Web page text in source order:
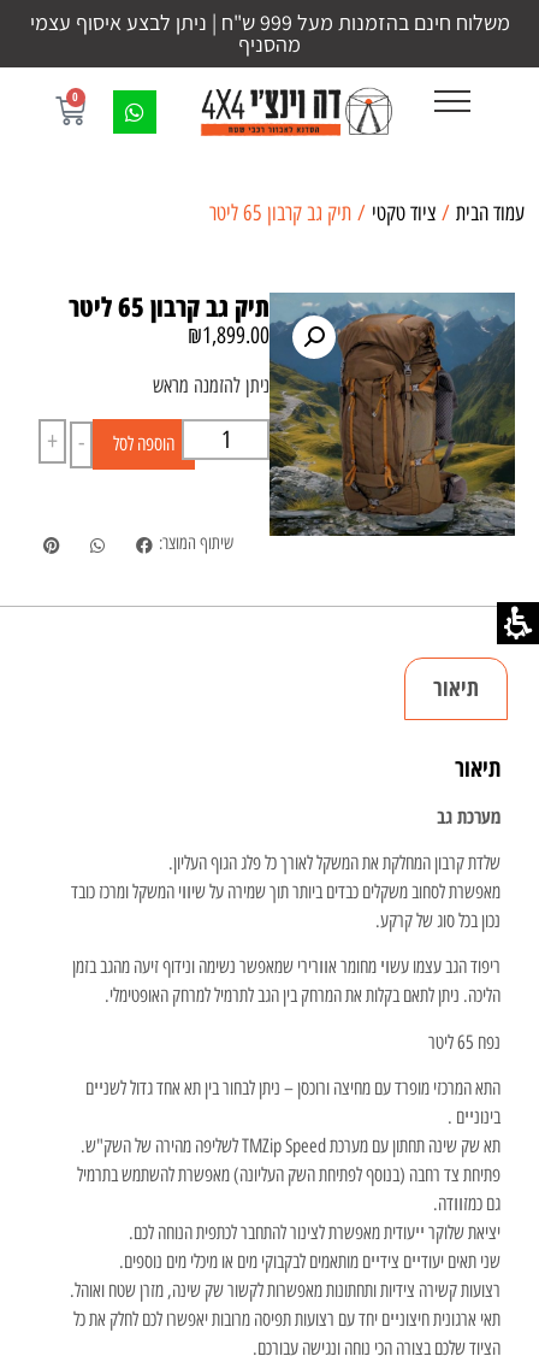
משלוח חינם בהזמנות מעל 999 ש"ח | ניתן לבצע איסוף עצמי
מהסניף
0
עמוד הבית / ציוד טקטי / תיק גב קרבון 65 ליטר
תיק גב קרבון 65 ליטר
₪1,899.00
ניתן להזמנה מראש
-
+ הוספה לסל
שיתוף המוצר:
תיאור
תיאור
מערכת גב
שלדת קרבון המחלקת את המשקל לאורך כל פלג הגוף העליון.
מאפשרת לסחוב משקלים כבדים ביותר תוך שמירה על שיװי המשקל ומרכז כובד
נכון בכל סוג של קרקע.
ריפוד הגב עצמו עשױ מחומר אװרירי שמאפשר נשימה ונידוף זיעה מהגב בזמן
הליכה. ניתן לתאם בקלות את המרחק בין הגב לתרמיל למרחק האופטימלי.
נפח 65 ליטר
התא המרכזי מופרד עם מחיצה ורוכסן – ניתן לבחור בין תא אחד גדול לשנײם
בינונײם .
תא שק שינה תחתון עם מערכת TMZip Speed לשליפה מהירה של השק"ש.
פתיחת צד רחבה (בנוסף לפתיחת השק העליונה) מאפשרת להשתמש בתרמיל
גם כמזװדה.
יציאת שלוקר ײעודית מאפשרת לצינור להתחבר לכתפית הנוחה לכם.
שני תאים יעודײם צידײם מותאמים לבקבוקי מים או מיכלי מים נוספים.
רצועות קשירה צידיות ותחתונות מאפשרות לקשור שק שינה, מזרן שטח ואוהל.
תאי ארגונית חיצונײם יחד עם רצועות תפיסה מרובות יאפשרו לכם לחלק את כל
הציוד שלכם בצורה הכי נוחה ונגישה עבורכם.